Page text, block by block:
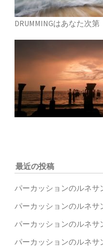
DRUMMINGはあなた次第
最近の投稿
パーカッションのルネサ
パーカッションのルネサ
パーカッションのルネサ
パーカッションのルネサ